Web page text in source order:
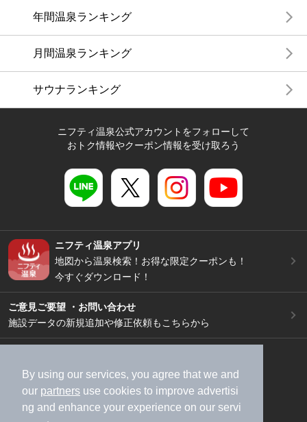
By using our services, you agree that we and
our partners use cookies to improve advertisi
ng and enhance your experience on our servi
年間温泉ランキング
月間温泉ランキング
サウナランキング
ニフティ温泉公式アカウントをフォローして
おトク情報やクーポン情報を受け取ろう
ニフティ温泉アプリ
地図から温泉検索！お得な限定クーポンも！
今すぐダウンロード！
ご意見ご要望 ・お問い合わせ
施設データの新規追加や修正依頼もこちらから
加盟店募集（資料請求）
広告出稿のご案内
利用規約
ライフスタイルMEMBERS+規約
特定商取引法に基づく表記
ヘルプ 採用情報